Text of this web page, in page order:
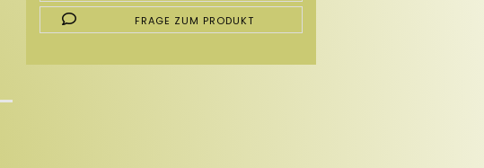
FRAGE ZUM PRODUKT